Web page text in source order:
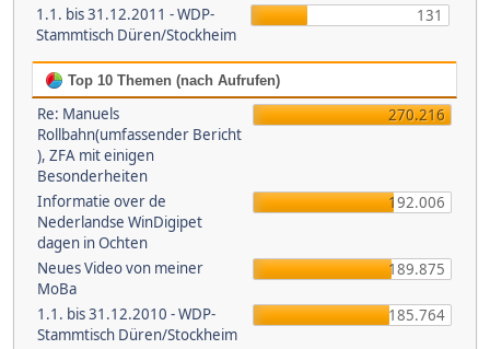
1.1. bis 31.12.2011 - WDP-
Stammtisch Düren/Stockheim
131
Top 10 Themen (nach Aufrufen)
Re: Manuels
Rollbahn(umfassender Bericht
), ZFA mit einigen
Besonderheiten
270.216
Informatie over de
Nederlandse WinDigipet
dagen in Ochten
192.006
Neues Video von meiner
MoBa
189.875
1.1. bis 31.12.2010 - WDP-
Stammtisch Düren/Stockheim
185.764